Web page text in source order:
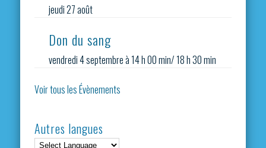
jeudi 27 août
Don du sang
vendredi 4 septembre à 14 h 00 min/18 h 30 min
Voir tous les Évènements
Autres langues